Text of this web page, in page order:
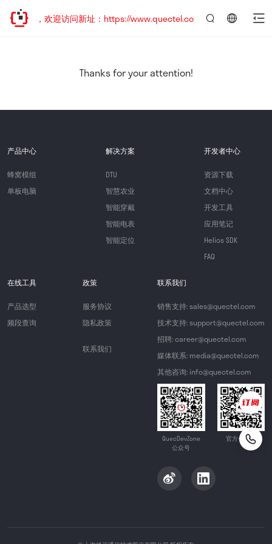
已迁移，欢迎访问新址：https://www.quectel.com.cn
Thanks for your attention!
产品中心
蜂窝模组
单板电脑
解决方案
DTU
智慧农业
智能穿戴
智能电表
智能定位
开发者中心
资源下载
文档中心
开发工具
应用笔记
Helios SDK
FAQ
在线工具
产品选型
频段查询
政策
服务协议
隐私政策
联系我们
联系我们
销售支持: sales@quectel.com
技术支持: support@quectel.com
招聘: career@quectel.com
媒体联系: media@quectel.com
其他咨询: info@quectel.com
QuecDevZone
公众号
官方公众号